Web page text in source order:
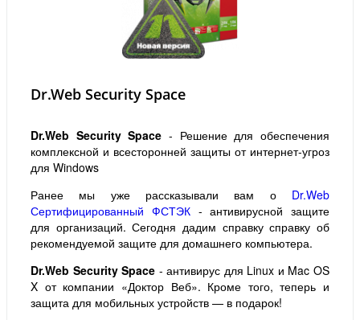
Dr.Web Security Space
Dr.Web Security Space - Решение для обеспечения
комплексной и всесторонней защиты от интернет-угроз
для Windows
Ранее мы уже рассказывали вам о Dr.Web
Сертифицированный ФСТЭК- антивирусной защите
для организаций. Сегодня дадим справку справку об
рекомендуемой защите для домашнего компьютера.
Dr.Web Security Space - антивирус для Linux и Mac OS
X от компании «Доктор Веб». Кроме того, теперь и
защита для мобильных устройств — в подарок!